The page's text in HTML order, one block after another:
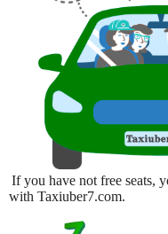
If you have not free seats,
with Taxiuber7.com.